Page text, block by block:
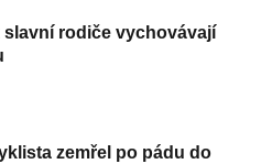
slavní rodiče vychovávají
zemřel po pádu do